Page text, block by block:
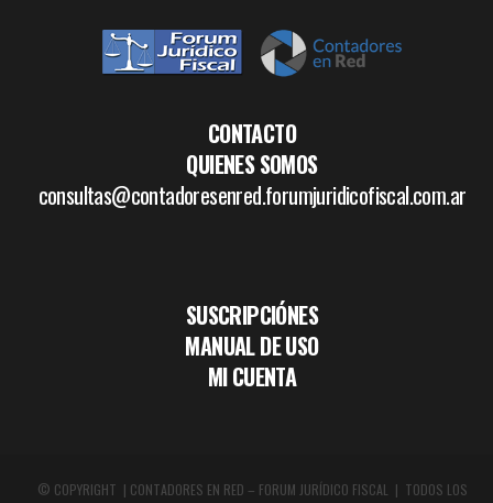
CONTACTO
QUIENES SOMOS
consultas@contadoresenred.forumjuridicofiscal.com.ar
SUSCRIPCIÓNES
MANUAL DE USO
MI CUENTA
© COPYRIGHT | CONTADORES EN RED – FORUM JURÍDICO FISCAL | TODOS LOS